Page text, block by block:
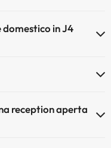
domestico in J4
piscina e sulle altri
reception aperta